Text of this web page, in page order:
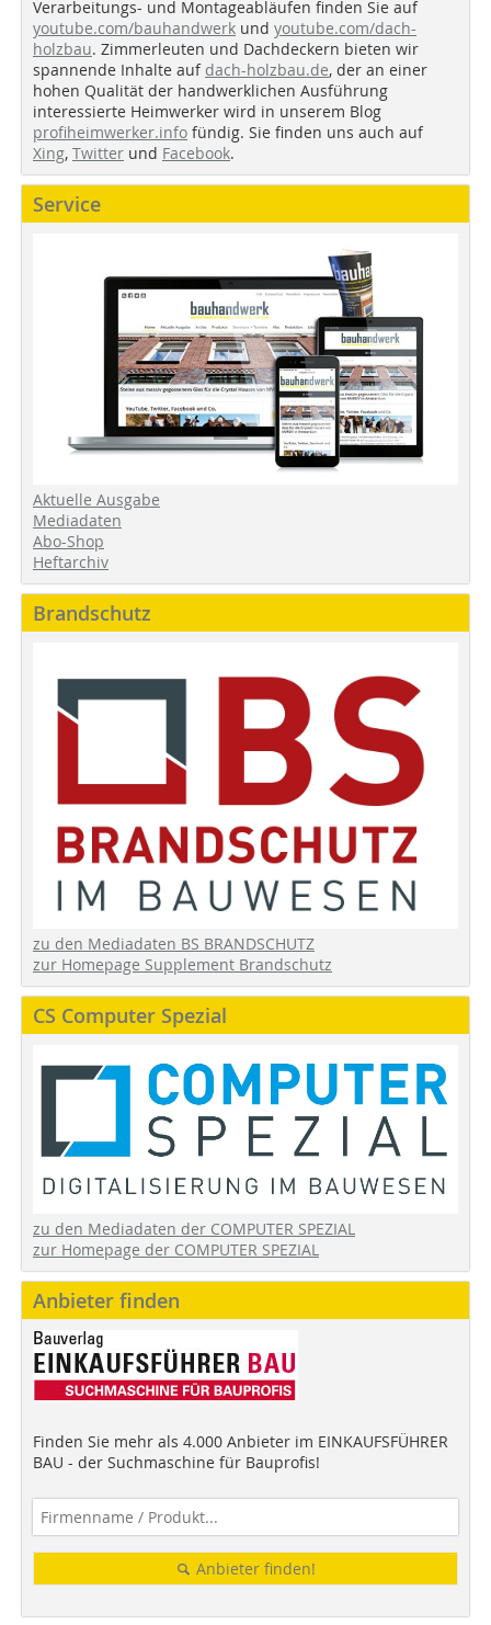
Verarbeitungs- und Montageabläufen finden Sie auf
youtube.com/bauhandwerk und youtube.com/dach-
holzbau. Zimmerleuten und Dachdeckern bieten wir
spannende Inhalte auf dach-holzbau.de, der an einer
hohen Qualität der handwerklichen Ausführung
interessierte Heimwerker wird in unserem Blog
profiheimwerker.info fündig. Sie finden uns auch auf
Xing, Twitter und Facebook.
Service
Aktuelle Ausgabe
Mediadaten
Abo-Shop
Heftarchiv
Brandschutz
zu den Mediadaten BS BRANDSCHUTZ
zur Homepage Supplement Brandschutz
CS Computer Spezial
zu den Mediadaten der COMPUTER SPEZIAL
zur Homepage der COMPUTER SPEZIAL
Anbieter finden
Finden Sie mehr als 4.000 Anbieter im EINKAUFSFÜHRER
BAU - der Suchmaschine für Bauprofis!
Anbieter finden!